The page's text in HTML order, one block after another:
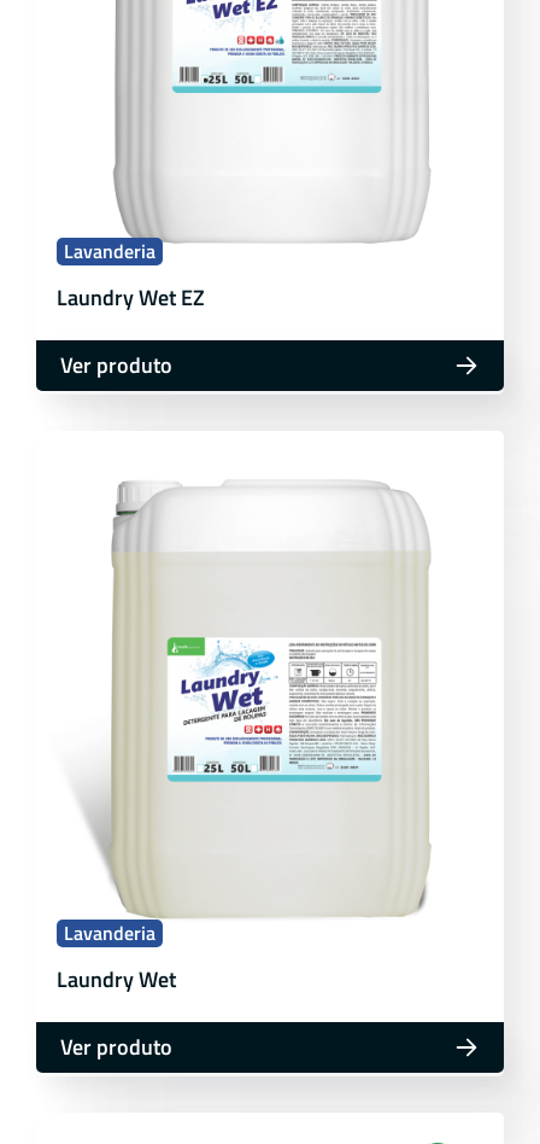
Lavanderia
Laundry Wet EZ
Ver produto
Lavanderia
Laundry Wet
Ver produto